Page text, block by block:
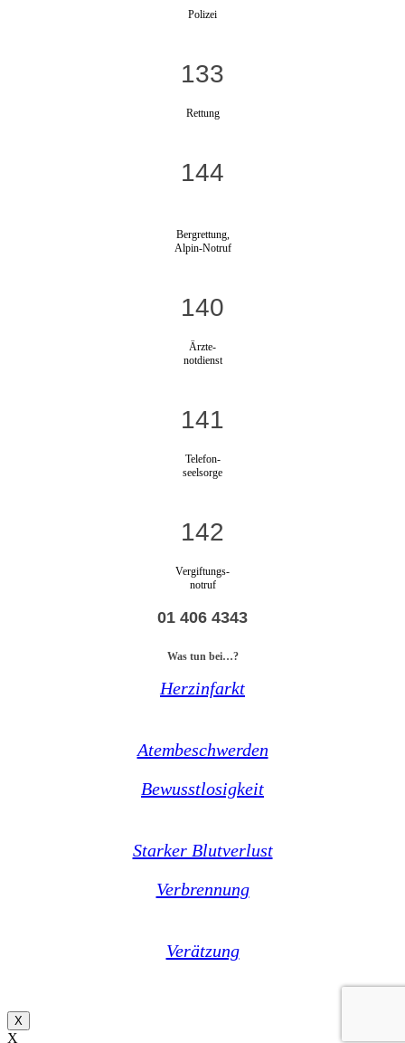
Polizei
133
Rettung
144
Bergrettung,
Alpin-Notruf
140
Ärzte-
notdienst
141
Telefon-
seelsorge
142
Vergiftungs-
notruf
01 406 4343
Was tun bei…?
Herzinfarkt
Atembeschwerden
Bewusstlosigkeit
Starker Blutverlust
Verbrennung
Verätzung
X
X